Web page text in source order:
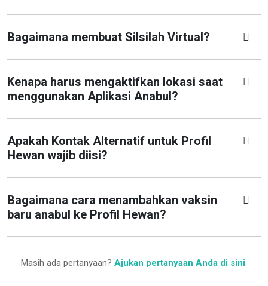
Bagaimana membuat Silsilah Virtual?
Kenapa harus mengaktifkan lokasi saat
menggunakan Aplikasi Anabul?
Apakah Kontak Alternatif untuk Profil
Hewan wajib diisi?
Bagaimana cara menambahkan vaksin
baru anabul ke Profil Hewan?
Masih ada pertanyaan? Ajukan pertanyaan Anda di sini.